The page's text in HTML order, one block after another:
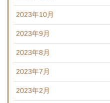
2023年10月
2023年9月
2023年8月
2023年7月
2023年2月